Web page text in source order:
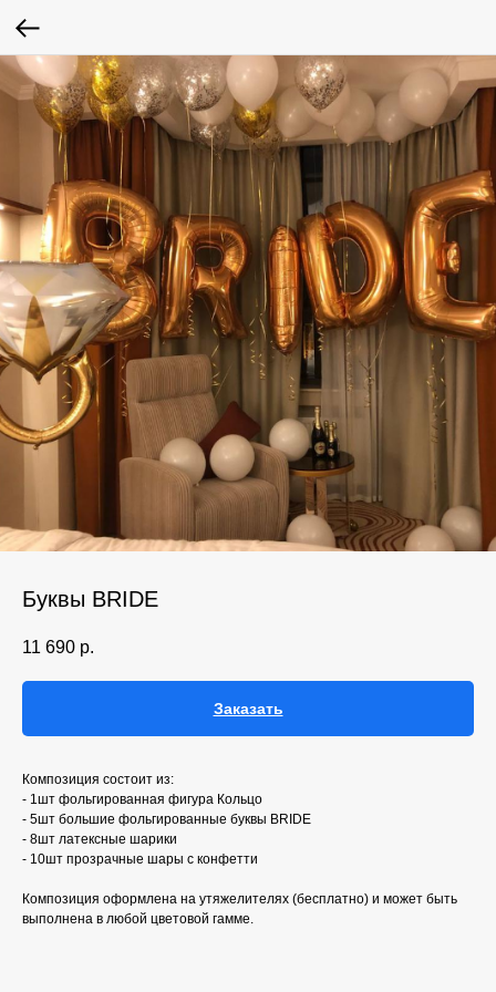
Буквы BRIDE
11 690 р.
Заказать
Композиция состоит из:
- 1шт фольгированная фигура Кольцо
- 5шт большие фольгированные буквы BRIDE
- 8шт латексные шарики
- 10шт прозрачные шары с конфетти
Композиция оформлена на утяжелителях (бесплатно) и может быть
выполнена в любой цветовой гамме.